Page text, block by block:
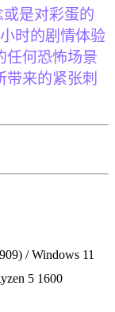
是对彩蛋的
时的剧情体验
任何恐怖场景
来的紧张刺
/ Windows 11
5 1600